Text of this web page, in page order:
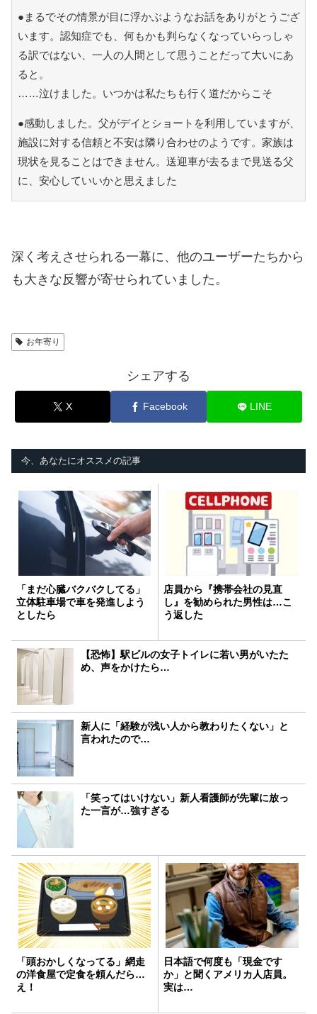
●まるでその情景が目に浮かぶようなお話をありがとうござ
います。認知症でも、何もかも判らなくなっていらっしゃ
る訳ではない、一人の人間として思うことだって大いにあ
ると。
……泣けました。いつかは私たちも行く道だからこそ
●感動しました。父がデイとショートを利用していますが、
施設に対する信頼と不安は隣り合わせのようです。家族は
現状を見ることはできません。送迎車が去るまで見送る父
に、安心していいかと思えました
深く考えさせられる一幕に、他のユーザーたちから
も大きな反響が寄せられていました。
お年寄り
シェアする
X Facebook LINE
今、あなたにオススメの記事
「まだ心臓バクバクしてる」
立体駐車場で車を発進しよう
としたら
店員から『携帯会社の見直
し』を勧められた男性は…こ
う返した
【恐怖】駅ビルの女子トイレに若い男がいたた
め、声をかけたら…
新人に「経験が浅い人から教わりたくない」と
言われたので…
「笑ってはいけない」新人看護師が先輩に放っ
た一言が…強すぎる
「頭おかしくなってる」網走
の洋食屋で定食を頼んだら…
え！
日本語で何度も「現金です
か」と聞くアメリカ人店員。
実は…